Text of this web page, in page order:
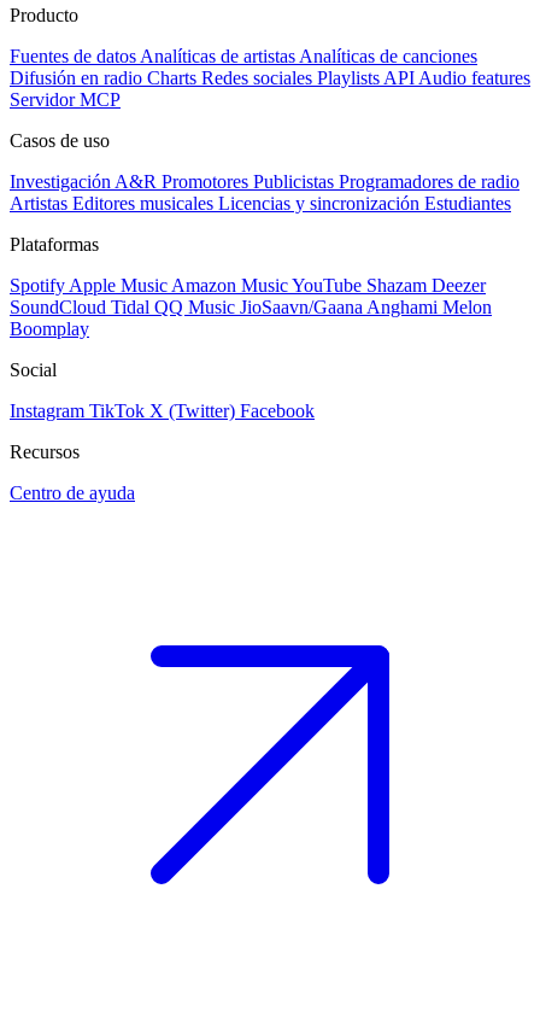
Producto
Fuentes de datos Analíticas de artistas Analíticas de canciones
Difusión en radio Charts Redes sociales Playlists API Audio features
Servidor MCP
Casos de uso
Investigación A&R Promotores Publicistas Programadores de radio
Artistas Editores musicales Licencias y sincronización Estudiantes
Plataformas
Spotify Apple Music Amazon MusicYouTube Shazam Deezer
SoundCloud Tidal QQ Music JioSaavn/Gaana Anghami Melon
Boomplay
Social
Instagram TikTok X (Twitter) Facebook
Recursos
Centro de ayuda